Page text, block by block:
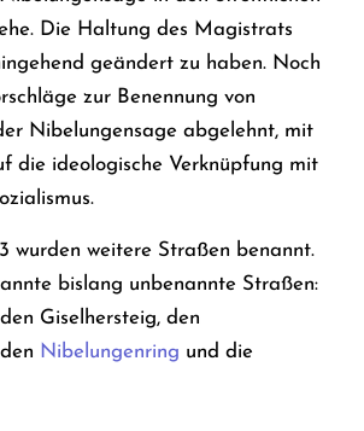
Die Haltung des Magistrats
geändert zu haben. Noch
zur Benennung von
Nibelungensage abgelehnt, mit
die ideologische Verknüpfung mit
wurden weitere Straßen benannt.
bislang unbenannte Straßen:
Giselhersteig, den
Nibelungenring und die